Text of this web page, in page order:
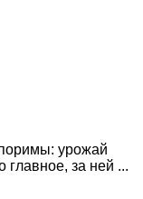
урожай
за ней ...